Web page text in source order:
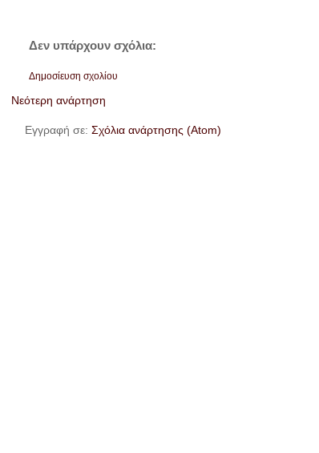
Δεν υπάρχουν σχόλια:
Δημοσίευση σχολίου
Νεότερη ανάρτηση
Εγγραφή σε:Σχόλια ανάρτησης (Atom)